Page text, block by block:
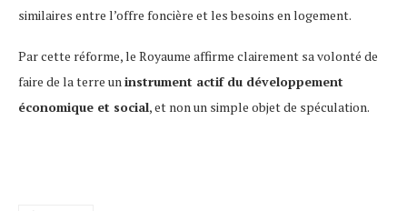
similaires entre l’offre foncière et les besoins en logement.
Par cette réforme, le Royaume affirme clairement sa volonté de
faire de la terre uninstrument actif du développement
économique et social, et non un simple objet de spéculation.